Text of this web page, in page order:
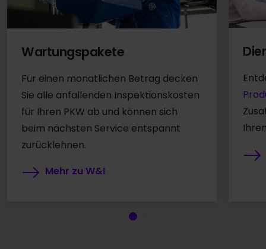
Wartungspakete
Für einen monatlichen Betrag decken
Sie alle anfallenden Inspektionskosten
für Ihren PKW ab und können sich
beim nächsten Service entspannt
zurücklehnen.
Mehr zu W&I